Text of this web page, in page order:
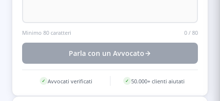
Minimo 80 caratteri 0 / 80
Parla con un Avvocato
✓ Avvocati verificati ✓ 50.000+ clienti aiutati